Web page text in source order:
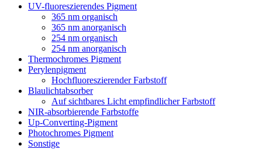
UV-fluoreszierendes Pigment
365 nm organisch
365 nm anorganisch
254 nm organisch
254 nm anorganisch
Thermochromes Pigment
Perylenpigment
Hochfluoreszierender Farbstoff
Blaulichtabsorber
Auf sichtbares Licht empfindlicher Farbstoff
NIR-absorbierende Farbstoffe
Up-Converting-Pigment
Photochromes Pigment
Sonstige